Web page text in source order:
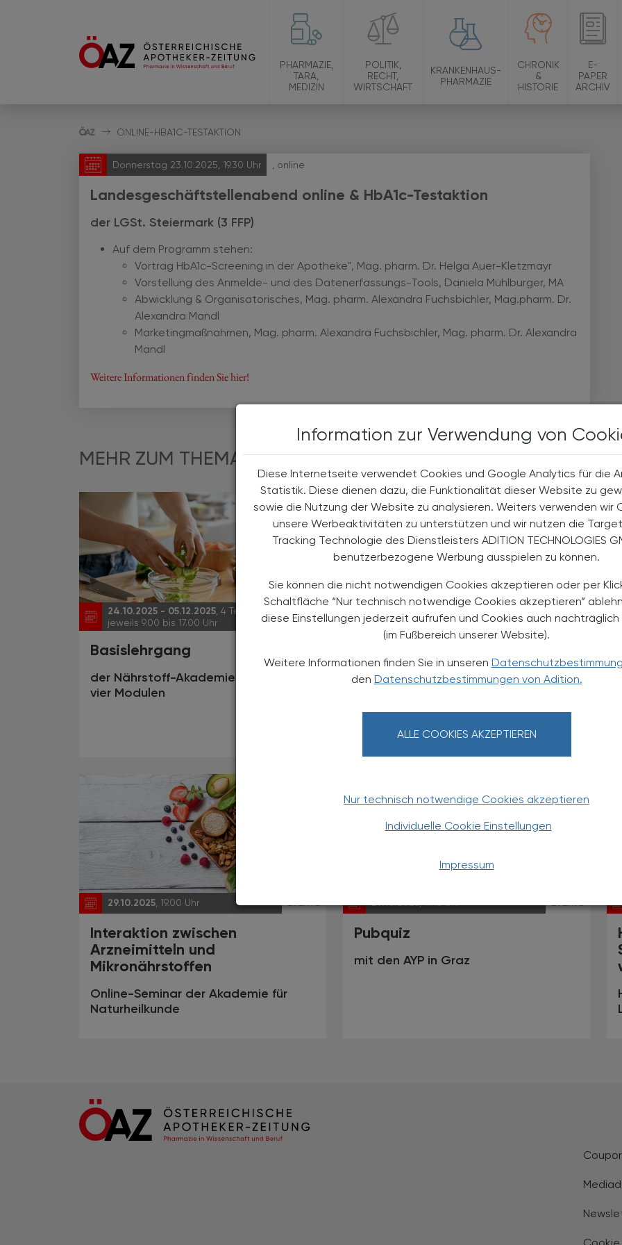
Information zur Verwendung von
Diese Internetseite verwendet Cookies und Google Analytics für die
Statistik. Diese dienen dazu, die Funktionalität dieser Website zu
sowie die Nutzung der Website zu analysieren. Weiters verwenden wir
unsere Werbeaktivitäten zu unterstützen und wir nutzen die
Tracking Technologie des Dienstleisters ADITION TECHNOLOGIES
benutzerbezogene Werbung ausspielen zu können.
Sie können die nicht notwendigen Cookies akzeptieren oder per
Schaltfläche “Nur technisch notwendige Cookies akzeptieren”
diese Einstellungen jederzeit aufrufen und Cookies auch
(im Fußbereich unserer Website).
Weitere Informationen finden Sie in unseren
den Datenschutzbestimmungen von Adition.
ALLE COOKIES AKZEPTIEREN
Nur technisch notwendige Cookies akzeptieren
Individuelle Cookie Einstellungen
Impressum
PHARMAZIE,
TARA,
MEDIZIN
POLITIK,
RECHT,
WIRTSCHAFT
KRANKENHAUS-
PHARMAZIE
CHRONIK
&
HISTORIE
E-
PAPER
ARCHIV
ONLINE-HBA1C-TESTAKTION
Donnerstag 23.10.2025, 19.30 Uhr , online
Landesgeschäftstellenabend online & HbA1c-Testaktion
der LGSt. Steiermark (3 FFP)
Auf dem Programm stehen:
Vortrag HbA1c-Screening in der Apotheke", Mag. pharm. Dr. Helga Auer-Kletzmayr
Vorstellung des Anmelde- und des Datenerfassungs-Tools, Daniela Mühlburger, MA
Abwicklung & Organisatorisches, Mag. pharm. Alexandra Fuchsbichler, Mag.pharm. Dr.
Alexandra Mandl
Marketingmaßnahmen, Mag. pharm. Alexandra Fuchsbichler, Mag. pharm. Dr. Alexandra
Mandl
Weitere Informationen finden Sie hier!
MEHR ZUM THEMA
24.10.2025 - 05.12.2025, 4 Termine,
jeweils 9.00 bis 17.00 Uhr
EVENTS
Basislehrgang
der Nährstoff-Akademie Salzburg in
vier Modulen
24.10.2025 - 27.10.2025 , ganztägig EVENTS
der Deutschen, Österreichischen und
29.10.2025 , 19.00 Uhr
Interaktion zwischen
Arzneimitteln und
Mikronährstoffen
Online-Seminar der Akademie für
Naturheilkunde
29.10.2025
Pubquiz
mit den AYP in Graz